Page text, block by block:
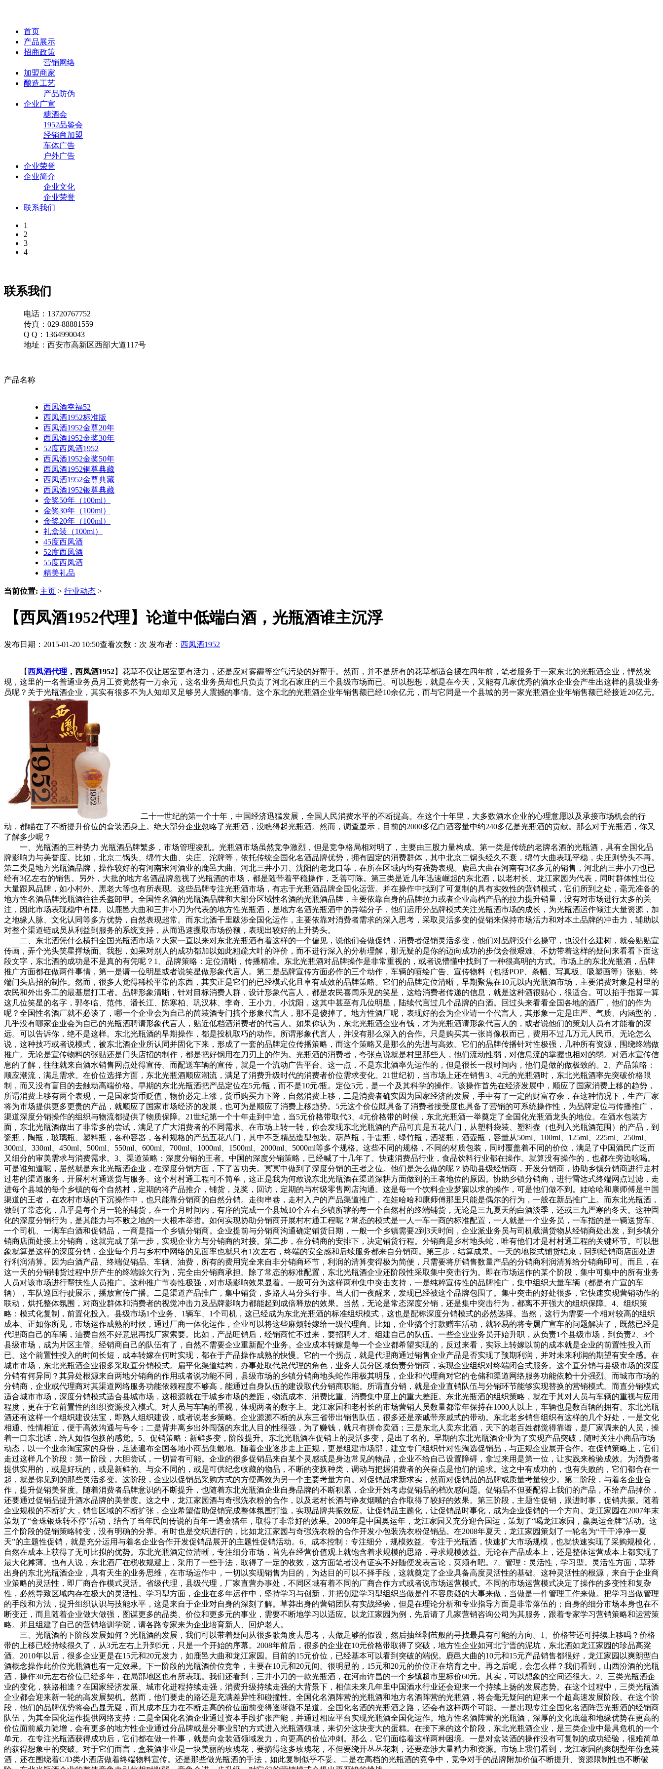
首页
产品展示
招商政策
营销网络
加盟商家
酿造工艺
产品防伪
企业广宣
糖酒会
1952品鉴会
经销商加盟
车体广告
户外广告
企业荣誉
企业简介
企业文化
企业荣誉
联系我们
1
2
3
4
联系我们
电话：13720767752
传真：029-88881559
Q Q：1364990043
地址：西安市高新区西部大道117号
产品名称
西凤酒幸福52
西凤酒1952标准版
西凤酒1952金尊20年
西凤酒1952金奖30年
52度西凤酒1952
西凤酒1952金奖50年
西凤酒1952铜尊典藏
西凤酒1952金尊典藏
西凤酒1952银尊典藏
金奖50年（100ml）
金奖30年（100ml）
金奖20年（100ml）
礼盒装（100ml）
45度西凤酒
52度西凤酒
55度西凤酒
精美礼品
当前位置: 主页 > 行业动态 >
【西凤酒1952代理】论道中低端白酒，光瓶酒谁主沉浮
发布日期：2015-01-20 10:50查看次数： 次 发布者： 西凤酒1952
【西凤酒代理 ，西凤酒1952】花草不仅让居室更有活力，还是应对雾霾等空气污染的好帮手。然而，并不是所有的花草都适合摆在四年前，笔者服务于一家东北的光瓶酒企业，悍然发
现，这里的一名普通业务员月工资竟然有一万余元，这名业务员却也只负责了河北石家庄的三个县级市场而已。可以想想，就是在今天，又能有几家优秀的酒水企业会产生出这样的县级业务
员呢？关于光瓶酒企业，其实有很多不为人知却又足够另人震撼的事情。这个东北的光瓶酒企业年销售额已经10余亿元，而与它同是一个县城的另一家光瓶酒企业年销售额已经接近20亿元。
二十一世纪的第一个十年，中国经济迅猛发展，全国人民消费水平的不断提高。在这个十年里，大多数酒水企业的心理意愿以及承接市场机会的行
动，都瞄在了不断提升价位的盒装酒身上。绝大部分企业忽略了光瓶酒，没瞧得起光瓶酒。然而，调查显示，目前的2000多亿白酒容量中约240多亿是光瓶酒的贡献。那么对于光瓶酒，你又
了解多少呢？
一、光瓶酒的三种势力 光瓶酒品牌繁多，市场管理凌乱。光瓶酒市场虽然竞争激烈，但是竞争格局相对明了，主要由三股力量构成。第一类是传统的老牌名酒的光瓶酒，具有全国化品
牌影响力与美誉度。比如，北京二锅头、绵竹大曲、尖庄、沱牌等，依托传统全国化名酒品牌优势，拥有固定的消费群体，其中北京二锅头经久不衰，绵竹大曲表现平稳，尖庄则势头不再。
第二类是地方光瓶酒品牌，操作较好的有河南宋河酒业的鹿邑大曲、河北三井小刀、沈阳的老龙口等，在所在区域内均有强势表现。鹿邑大曲在河南有3亿多元的销售，河北的三井小刀也已
经有3亿左右的销售。另外，大批的地方名酒品牌忽视了光瓶酒的市场，都是随带着平稳操作，乏善可陈。第三类是近几年迅速崛起的东北酒，以老村长、龙江家园为代表，同时群体性出位
大量跟风品牌，如小村外、黑老大等也有所表现。这些品牌专注光瓶酒市场，有志于光瓶酒品牌全国化运营。并在操作中找到了可复制的具有实效性的营销模式，它们所到之处，毫无准备的
地方性名酒品牌光瓶酒往往丢盔卸甲。全国性名酒的光瓶酒品牌和大部分区域性名酒的光瓶酒品牌，主要依靠自身的品牌拉力或者企业高档产品的拉力提升销量，没有对市场进行太多的关
注，因此市场表现稳中有降。以鹿邑大曲和三井小刀为代表的地方性光瓶酒，是地方名酒光瓶酒中的异端分子，他们运用分品牌模式关注光瓶酒市场的成长，为光瓶酒运作倾注大量资源，加
之地缘人脉、文化认同等多方优势，自然表现超常。而东北酒千里跋涉全国化运作，主要依靠对消费者需求的深入思考，采取灵活多变的促销来保持市场活力和对本土品牌的冲击力，辅助以
对整个渠道链成员从利益到服务的系统支持，从而迅速攫取市场份额，表现出较好的上升势头。
二、东北酒凭什么横扫全国光瓶酒市场？大家一直以来对东北光瓶酒有着这样的一个偏见，说他们会做促销，消费者促销灵活多变，他们对品牌没什么操守，也没什么建树，就会贴贴宣
传画，弄个光头笑星撑场面。我想，如果对别人的成功都加以如此粗疏大叶的评价，而不进行深入的分析理解，那无疑的是你的迈向成功的步伐会很艰难。不妨带着这样的疑问来看看下面这
段文字，东北酒的成功是不是真的有凭呢？1、品牌策略：定位清晰，传播精准。东北光瓶酒对品牌操作是非常重视的，或者说懵懂中找到了一种很高明的方式。市场上的东北光瓶酒，品牌
推广方面都在做两件事情，第一是请一位明星或者说笑星做形象代言人。第二是品牌宣传方面必作的三个动作，车辆的喷绘广告、宣传物料（包括POP、条幅、写真板、吸塑画等）张贴、终
端门头店招的制作。然而，很多人觉得稀松平常的东西，其实正是它们的已经模式化且卓有成效的品牌策略。它们的品牌定位清晰，早期聚焦在10元以内光瓶酒市场，主要消费对象是村里的
农民和外出务工的最基层打工者。品牌形象清晰，针对目标消费人群，设计形象代言人，都是农民喜闻乐见的笑星，这给消费者传递的信息，就是这种酒很贴心，很适合。可以掐手指算一算
这几位笑星的名字，郭冬临、范伟、潘长江、陈寒柏、巩汉林、李奇、王小力、小沈阳，这其中甚至有几位明星，陆续代言过几个品牌的白酒。回过头来看看全国各地的酒厂，他们的作为
呢？全国性名酒厂就不必谈了，哪一个企业会为自己的简装酒专门搞个形象代言人，那不是傻掉了。地方性酒厂呢，表现好的会为企业请一个代言人，其形象一定是庄严、气质、内涵型的，
几乎没有哪家企业会为自己的光瓶酒聘请形象代言人，贴近低档酒消费者的代言人。如果你认为，东北光瓶酒企业有钱，才为光瓶酒请形象代言人的，或者说他们的策划人员有才能看的深
远。可以告诉你，绝不是这样。东北光瓶酒的早期操作，都是投机取巧的动作。所谓形象代言人，并没有那么深入的合作。只是购买其一张肖像权而已，费用不过几万元人民币。无论怎么
说，这种技巧或者说模式，被东北酒企业所认同并固化下来，形成了一套的品牌定位传播策略，而这个策略又是那么的先进与高效。它们的品牌传播针对性极强，几种所有资源，围绕终端做
推广。无论是宣传物料的张贴还是门头店招的制作，都是把好钢用在刀刃上的作为。光瓶酒的消费者，夸张点说就是村里那些人，他们流动性弱，对信息流的掌握也相对的弱。对酒水宣传信
息的了解，往往就来自酒水销售网点处得宣传。而配送车辆的宣传，就是一个流动广告平台。这一点，不是东北酒率先运作的，但是很长一段时间内，他们是做的做极致的。2、产品策略：
顺应潮流，满足需求。在价位选择方面，东北光瓶酒顺应潮流，满足了消费升级时代的消费者价位需求变化。21世纪初，当市场上还在销售3、4元的光瓶酒时，东北光瓶酒率先突破价格限
制，而又没有盲目的去触动高端价格。早期的东北光瓶酒把产品定位在5元/瓶，而不是10元/瓶。定位5元，是一个及其科学的操作。该操作首先在经济发展中，顺应了国家消费上移的趋势，
所谓消费上移有两个表现，一是国家货币贬值，物价必定上涨，货币购买力下降，自然消费上移，二是消费者确实因为国家经济的发展，手中有了一定的财富存余，在这种情况下，生产厂家
将为市场提供更多更贵的产品，就顺应了国家市场经济的发展，也可为是顺应了消费上移趋势。5元这个价位既具备了消费者接受度也具备了营销的可系统操作性，为品牌定位与传播推广，
渠道深度分销操作的组织与物流都提供了物质保障。21世纪第一个十年走到中途，当5元价格带取代3、4元价格带的时候，东北光瓶酒一举奠定了全国化光瓶酒龙头的地位。在酒水包装方
面，东北光瓶酒做出了非常多的尝试，满足了广大消费者的不同需求。在市场上转一转，你会发现东北光瓶酒的产品可真是五花八门，从塑料袋装、塑料壶（也列入光瓶酒范围）的产品，到
瓷瓶，陶瓶，玻璃瓶、塑料瓶，各种容器，各种规格的产品五花八门，其中不乏精品造型包装。葫芦瓶，手雷瓶，绿竹瓶，酒篓瓶，酒壶瓶，容量从50ml、100ml、125ml、225ml、250ml、
300ml、330ml、450ml、500ml、550ml、600ml、700ml、1000ml、1500ml、2000ml、5000ml等多个规格。这些不同的规格，不同的材质包装，同时覆盖着不同的价位，满足了中国酒民广泛而
又细分的审美需求与消费需求。3、渠道策略：深度分销的王者。中国的深度分销策略，已经喊了十几年了。快速消费品行业，食品饮料行业都在操作。就算没有操作的，也都在旁边吆喝。
可是谁知道呢，居然就是东北光瓶酒企业，在深度分销方面，下了苦功夫。冥冥中做到了深度分销的王者之位。他们是怎么做的呢？协助县级经销商，开发分销商，协助乡镇分销商进行走村
过巷的渠道服务，开展村村通送货与服务。这个村村通工程可不简单，这正是我为何敢说东北光瓶酒在渠道深耕方面做到的王者地位的原因。协助乡镇分销商，进行雷达式终端网点过滤，走
进每个县城的每个乡镇的每个自然村，定期的将产品推介，铺货，兑奖，回访，定期的与村级零售网店沟通。这是每一个饮料企业梦寐以求的操作，可是他们做不到。娃哈哈和康师傅是中国
渠道的王者，在农村市场的下沉操作中，也只能靠分销商的自然分销。走街串巷，走村入户的产品渠道推广，在娃哈哈和康师傅那里只能是偶尔的行为，一般在新品推广上。而东北光瓶酒，
做到了常态化，几乎是每个月一轮的铺货，在一个月时间内，有序的完成一个县城10个左右乡镇所辖的每一个自然村的终端铺货，无论是三九夏天的白酒淡季，还或三九严寒的冬天。这种固
化的深度分销行为，是其能力与不败之地的一大根本举措。如何实现协助分销商开展村村通工程呢？常态的模式是一人一车一商的标准配置，一人就是一个业务员，一车指的是一辆送货车、
一个司机、一满车白酒和促销品，一商是指一个乡镇分销商。企业提前与分销商沟通确定铺货日期，一般一个乡镇需要2到3天时间，企业派业务员与司机载满货物从经销商处出发，到乡镇分
销商店面处接上分销商，这就完成了第一步，实现企业方与分销商的对接。第二步，在分销商的安排下，决定铺货行程。分销商是乡村地头蛇，唯有他们才是村村通工程的关键环节。可以想
象就算是这样的深度分销，企业每个月与乡村中网络的见面率也就只有1次左右，终端的安全感和后续服务都来自分销商。第三步，结算成果。一天的地毯式铺货结束，回到经销商店面处进
行利润清算。因为白酒产品、终端促销品、车辆、油费，所有的费用完全来自非分销商环节，利润的清算变得极为简便，只需要将所销售数量产品的分销商利润清算给分销商即可。而且，在
这一天的分销铺货过程中所产生的终端赊欠行为，完全由分销商承担。除了常态的标准配置，东北光瓶酒企业还阶段性采取集中突击行为。即在市场运作的某个阶段，集中可集中的所有业务
人员对该市场进行帮扶性人员推广。这种推广节奏性极强，对市场影响效果显着。一般可分为这样两种集中突击支持，一是纯粹宣传性的品牌推广，集中组织大量车辆（都是有广宣的车
辆），车队巡回行驶展示，播放宣传广播。二是渠道产品推广，集中铺货，多路人马分头行事。当人们一夜醒来，发现已经被这个品牌包围了。集中突击的好处很多，它快速实现营销动作的
联动，烘托整体氛围，对商业群体和消费者的视觉冲击力及品牌影响力都能起到成倍释放的效果。当然，无论是常态深度分销，还是集中突击行为，都离不开强大的组织保障。4、组织策
略：模式化复制，前置化投入。县级市场1个业务、1辆车、1个司机，这已经成为东北光瓶酒的标准组织模式，这也是配称深度分销模式的必然选择。当然，这行为需要一个相对较高的组织
成本。正如你所见，市场运作成熟的时候，通过厂商一体化运作，企业可以将这些麻烦转嫁给一级代理商。比如，企业搞个打款赠车活动，就轻易的将专属广宣车的问题解决了，既然已经是
代理商自己的车辆，油费自然不好意思再找厂家索要。比如，产品旺销后，经销商忙不过来，要招聘人才、组建自己的队伍。一些企业业务员开始升职，从负责1个县级市场，到负责2、3个
县级市场，成为片区主管。经销商自己的队伍有了，自然不需要企业重新配个业务。企业成本转嫁是每一个企业都希望实现的，反过来看，实际上转嫁以前的成本就是企业的前置性投入而
已。这个前置性投入的时间长短，成本转嫁在何时实现，都在于产品操作成熟的快慢。它的一个拐点，就是代理商通过销售企业产品是否实现了预期利润，并对未来利润的期望有安全感。在
城市市场，东北光瓶酒企业很多采取直分销模式。扁平化渠道结构，办事处取代总代理的角色，业务人员分区域负责分销商，实现企业组织对终端闭合式服务。这个直分销与县级市场的深度
分销有何异同？其异处根源来自两地分销商的作用或者说功能不同，县级市场的乡镇分销商地头蛇作用极其明显，企业和代理商对它的仓储和渠道网络服务功能依赖十分强烈。而城市市场的
分销商，企业或代理商对其渠道网络服务功能依赖程度不够高，能通过自身队伍的建设取代分销商职能。所谓直分销，就是企业直销队伍与分销环节能够实现替换的营销模式。而直分销模式
适合城市市场，深度分销模式适合县城市场，这根源就在于城乡市场的差距，物流成本、消费比重、消费集中度上的重大差距。东北光瓶酒的组织策略，就在于其对人员与车辆的重视与应用
程度，更在于它前置性的组织资源投入模式。对人员与车辆的重视，体现两者的数字上。龙江家园和老村长的市场营销人员数量都常年保持在1000人以上，车辆也是数百辆的拥有。东北光瓶
酒还有这样一个组织建设法宝，即熟人组织建设，或者说老乡策略。企业源源不断的从东三省带出销售队伍，很多还是亲戚带亲戚式的带动。东北老乡销售组织有这样的几个好处，一是文化
相通、性情相近，便于高效沟通与号令；二是背井离乡出外闯荡的东北人目的性很强，为了赚钱，就只有拼命卖酒；三是东北人卖东北酒，天下的老百姓都觉得靠谱，是厂家调来的人员，操
着一口东北话，给人如假包换的感觉。5、促销策略：新鲜多变，阶段提升。东北光瓶酒在促销上的灵活多变，是出了名的。早期的东北光瓶酒企业为了实现产品突破，随时关注小商品市场
动态，以一个业余淘宝家的身份，足迹遍布全国各地小商品集散地。随着企业逐步走上正规，更是组建市场部，建立专门组织针对性淘选促销品，与正规企业展开合作。在促销策略上，它们
走过这样几个阶段：第一阶段，大胆尝试，一切皆有可能。企业的很多促销品来自某个灵感或是身边常见的物品，企业不给自己设置障碍，拿过来用是第一位，让实践来检验成效。为消费者
提供实用的，或是好玩的，或是新鲜的、与众不同的，或是可供纪念收藏的物品，不断的变换种类，调动与把握消费者的兴奋点是他们的追求。这之中有成功的，也有失败的，它们都合在一
起，就是你见到的那些灵活多变。这阶段，企业以促销品采购方式的方便高效为另一个主要考量方向。对促销品求新求实，然而对促销品的品牌或质量考量较少。第二阶段，与着名企业合
作，提升促销美誉度。随着消费者品牌意识的不断提升，也随着东北光瓶酒企业自身品牌的不断积累，企业开始考虑促销品的档次感问题。促销品不但要配得上我们的产品，不给产品掉价，
还要通过促销品提升酒水品牌的美誉度。这之中，龙江家园酒与奇强洗衣粉的合作，以及老村长酒与诤友烟嘴的合作取得了较好的效果。第三阶段，主题性促销，跟进时事，促销共振。随着
企业规模的不断扩大，销售区域的不断扩张，企业希望借助促销完成整体氛围打造，实现品牌共振效应。让促销品主题化，让促销品时事化，成为企业促销的一个方向。龙江家园在2007年末
策划了“金珠银珠转不停”活动，结合了当年民间传说的百年一遇金猪年，取得了非常好的效果。2008年是中国奥运年，龙江家园又充分迎合国运，策划了“喝龙江家园，赢奥运金牌”活动。这
三个阶段的促销策略转变，没有明确的分界。有时也是交织进行的，比如龙江家园与奇强洗衣粉的合作开发小包装洗衣粉促销品。在2008年夏天，龙江家园策划了一轮名为“干干净净一夏
天”的主题性促销，就是充分运用与着名企业合作开发促销品展开的主题性促销活动。6、成本控制：专注细分，规模效益。专注于光瓶酒，快速扩大市场规模，也就快速实现了采购规模化，
自然在成本上获得了无可比拟的优势。东北光瓶酒定位清晰，专注细分市场，首先在经营价值观上就饱含着求规模的思路，寻求规模效益。无论在产品成本上，还是整体运营成本上都实现了
最大化摊薄。也有人说，东北酒厂在税收规避上，采用了一些手法，取得了一定的收效，这方面笔者没有证实不好随便发表言论，莫须有吧。7、管理：灵活性，学习型。灵活性方面，草莽
出身的东北光瓶酒企业，具有天生的业务思维，在市场运作中，一切以实现销售为目的，为达目的可以不择手段，这就奠定了企业具备高度灵活性的基础。这种灵活性的根源，来自于企业商
业策略的灵活性，即厂商合作模式灵活。省级代理，县级代理，厂家直营办事处，不同区域有着不同的厂商合作方式或者说市场运营模式。不同的市场运营模式决定了操作的多变性和复杂
性，必然导致区域内存在极大的灵活性。学习型方面，企业在多年运作中，坚持学习与创新，并把创建学习型组织当做是件不容质疑的大事来做，当做是一件管理工作来做。把学习当做管理
的手段和方法，提升组织认识与技能水平，这是来自于企业对自身的深刻了解。草莽出身的营销团队有实战经验，但是在理论分析和专业指导方面是非常落伍的；自身的细分市场本身也在不
断变迁，而且随着企业做大做强，图谋更多的品类、价位和更多元的事业，需要不断地学习以适应。以龙江家园为例，先后请了几家营销咨询公司为其服务，跟着专家学习营销策略和运营策
略。并且组建了自己的营销培训学院，请各路专家来为企业培育新人、回炉老人。
三、光瓶酒的下阶段发展如何？光瓶酒的发展，我们可以带着疑问从很多歌角度去思考，去做足够的假设，然后抽丝剥茧般的寻找最具有可能的方向。1、价格带还可持续上移吗？价格
带的上移已经持续很久了，从3元左右上升到5元，只是一个开始的序幕。2008年前后，很多的企业在10元价格带取得了突破，地方性企业如河北宁晋的泥坑，东北酒如龙江家园的珍品高粱
酒。2010年以后，很多企业更是在15元和20元发力，如鹿邑大曲和龙江家园。目前的15元价位，已经基本可以看到突破的端倪。鹿邑大曲的10元和15元产品销售都很好，龙江家园以爽朗型白
酒概念操作此价位光瓶酒也有一定效果。下一阶段的光瓶酒价位竞争，主要在10元和20元间。很明显的，15元和20元的价位正在培育之中。再之后呢，会怎么样？我们看到，山西汾酒的光瓶
酒，操作30元左右价位已经多年，在局部地区也有所表现。我们还看到，三井小刀的一款光瓶酒，在河南许昌的一个乡镇超市里标价60元。其实，可以想象的空间还很大。2、三类光瓶酒企
业的变化，狭路相逢？在国家经济发展、城市化进程持续走强，消费升级持续走强的大背景下，相信未来几年里中国酒水行业还会迎来一个持续上扬的发展态势。在这个过程中，三类光瓶酒
企业都会迎来新一轮的高发展契机。然而，他们要走的路还是充满差异性和碰撞性。全国化名酒阵营的光瓶酒和地方名酒阵营的光瓶酒，将会毫无疑问的迎来一个超高速发展阶段。在这个阶
段，他们的品牌优势将会凸显无疑，而其成本压力在不断走高的价位面前变得逐渐微不足道。全国化名酒的光瓶酒之路，还会有这样两个可能。一是出现专注全国化名酒阵营光瓶酒的经销商
队伍，为其全国化运作提供网络支持；二是全国化名酒企业通过资本手段扩张产能，并通过相应平台实现光瓶酒全国化运作。地方性名酒阵营的光瓶酒，深厚的文化底蕴和地缘优势在更高的
价位面前威力陡增，会有更多的地方性企业通过分品牌或是分事业部的方式进入光瓶酒领域，来切分这块变大的蛋糕。在接下来的这个阶段，东北光瓶酒企业，是三类企业中最具危机的一个
单元。在专注光瓶酒获得成功后，它们都在做一件事，就是向盒装酒领域发力，向更高的价位冲刺。那么，它们面临着这样两种困境。一是对盒装酒的操作没有可复制的成功经验，很难简单
的获得想象中的突破。对于它们而言，盒装酒事业是一块美丽的玫瑰花，要摘得这多玫瑰花，不但要绕开丛丛花刺，还要牵涉大量精力和资源。市场上我们看到，龙江家园的爽朗型年份盒装
酒，还在围绕着C/D类小酒店做着终端物料宣传。还是那些做光瓶酒的手法，如此复制似乎不妥。二是在高档的光瓶酒的竞争中，竞争对手的品牌附加价值不断提升、资源限制性也不断破